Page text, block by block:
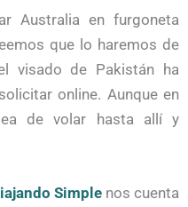
Australia en furgoneta
que lo haremos de
visado de Pakistán ha
online. Aunque en
de volar hasta allí y
Simple nos cuenta